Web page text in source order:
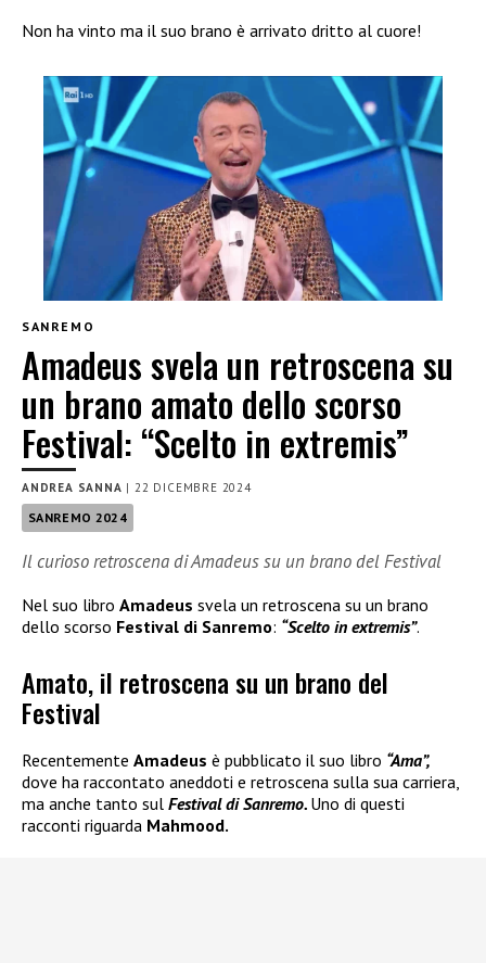
Non ha vinto ma il suo brano è arrivato dritto al cuore!
SANREMO
Amadeus svela un retroscena su
un brano amato dello scorso
Festival: “Scelto in extremis”
ANDREA SANNA |22 DICEMBRE 2024
SANREMO 2024
Il curioso retroscena di Amadeus su un brano del Festival
Nel suo libro Amadeus svela un retroscena su un brano
dello scorso Festival di Sanremo: “Scelto in extremis”.
Amato, il retroscena su un brano del
Festival
Recentemente Amadeus è pubblicato il suo libro “Ama”,
dove ha raccontato aneddoti e retroscena sulla sua carriera,
ma anche tanto sul Festival di Sanremo. Uno di questi
racconti riguarda Mahmood.